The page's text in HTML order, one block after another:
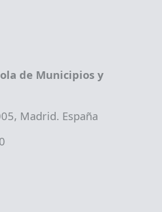
de Municipios y
Madrid. España